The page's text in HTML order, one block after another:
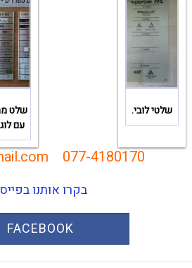
שלטי לובי.
שלט
עם
077-4180170
בקרו אותנו
FACEBOOK